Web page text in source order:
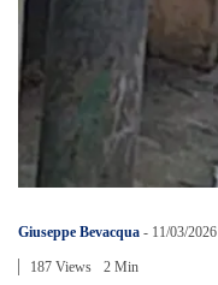
Giuseppe Bevacqua - 11/03/2026
187 Views 2 Min